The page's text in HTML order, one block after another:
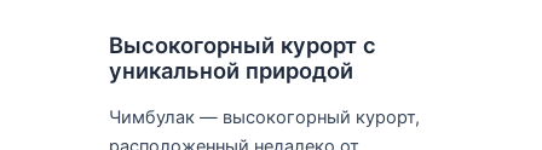
Высокогорный курорт с
уникальной природой
Чимбулак — высокогорный курорт,